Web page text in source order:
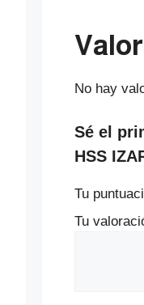
No hay
Sé el
HSS
Tu
Tu